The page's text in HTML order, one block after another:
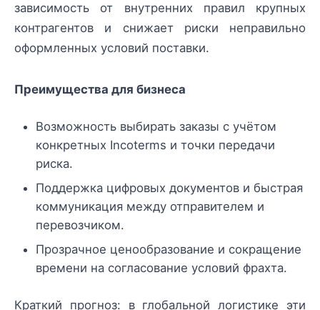
зависимость от внутренних правил крупных
контрагентов и снижает риски неправильно
оформленных условий поставки.
Преимущества для бизнеса
Возможность выбирать заказы с учётом
конкретных Incoterms и точки передачи
риска.
Поддержка цифровых документов и быстрая
коммуникация между отправителем и
перевозчиком.
Прозрачное ценообразование и сокращение
времени на согласование условий фрахта.
Краткий прогноз: в глобальной логистике эти